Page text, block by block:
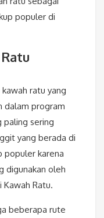
populer di
ratu yang
dalam program
paling sering
yang berada di
populer karena
digunakan oleh
Kawah Ratu.
beberapa rute